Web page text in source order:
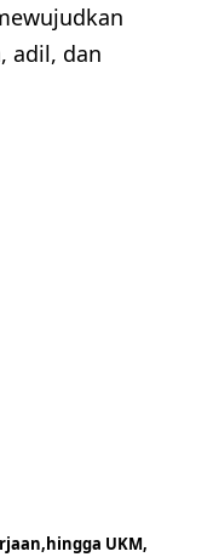
adil, dan
hingga UKM